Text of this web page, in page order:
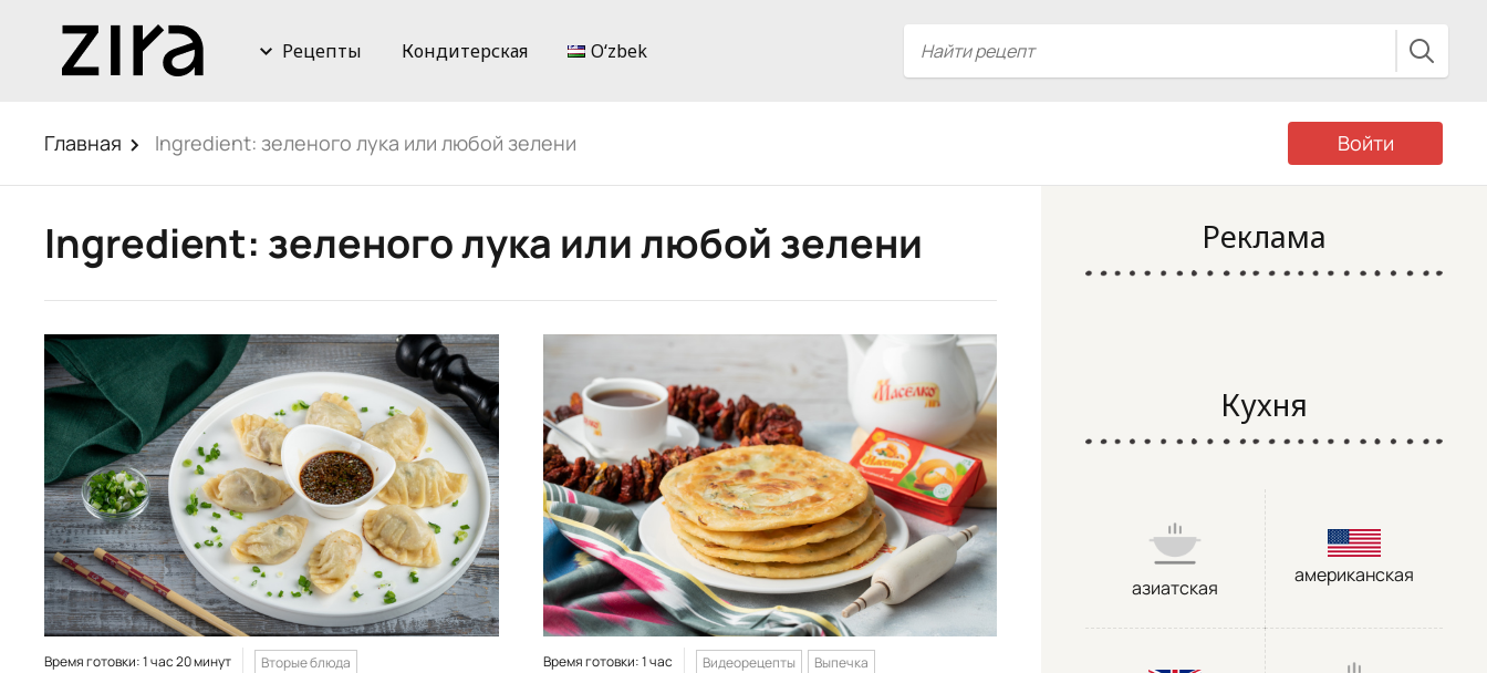
Рецепты Кондитерская Oʻzbek
Главная Ingredient: зеленого лука или любой зелени Войти
Ingredient: зеленого лука или любой зелени
Время готовки: 1 час 20 минут Вторые блюда Время готовки: 1 час Видеорецепты Выпечка
Реклама
Кухня
азиатская
американская